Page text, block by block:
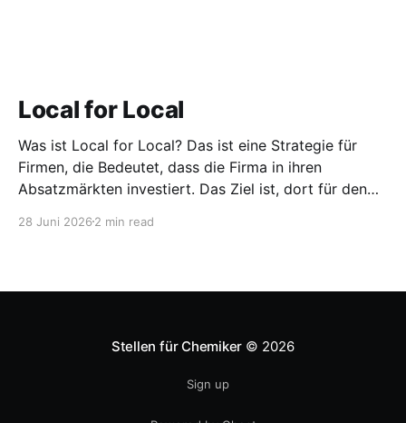
Local for Local
Was ist Local for Local? Das ist eine Strategie für
Firmen, die Bedeutet, dass die Firma in ihren
Absatzmärkten investiert. Das Ziel ist, dort für den
entwickeln. Diese Strategie ist von Toyota bekannt,
28 Juni 2026 2 min read
Stellen für Chemiker © 2026
Sign up